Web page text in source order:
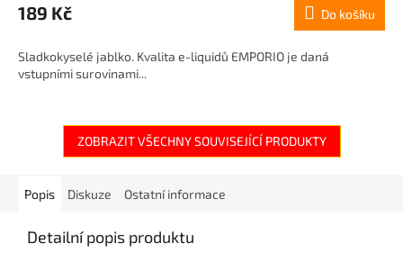
189 Kč Do košíku
Sladkokyselé jablko. Kvalita e-liquidů EMPORIO je daná
vstupními surovinami...
ZOBRAZIT VŠECHNY SOUVISEJÍCÍ PRODUKTY
Popis Diskuze Ostatní informace
Detailní popis produktu